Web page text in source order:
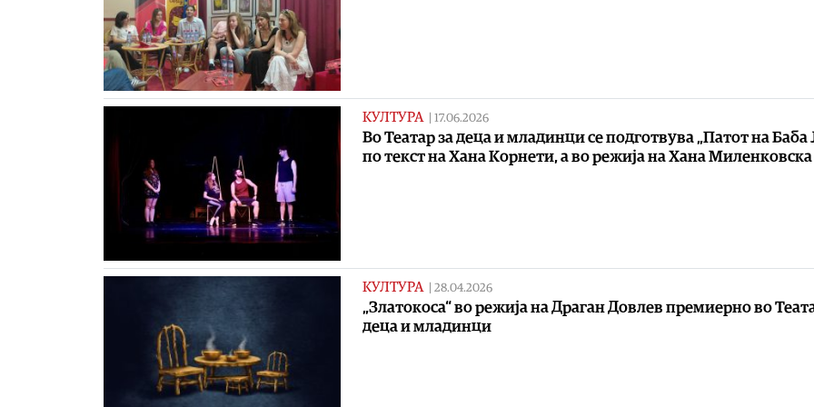
КУЛТУРА | 17.06.2026
Во Театар за деца и младинци се подготвува „Патот на Баба
по текст на Хана Корнети, а во режија на Хана Миленковска
КУЛТУРА | 28.04.2026
„Златокоса“ во режија на Драган Довлев премиерно во
деца и младинци